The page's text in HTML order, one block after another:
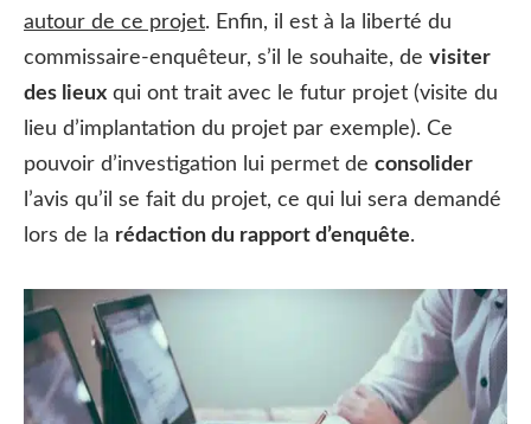
autour de ce projet. Enfin, il est à la liberté du
commissaire-enquêteur, s’il le souhaite, de visiter
des lieux qui ont trait avec le futur projet (visite du
lieu d’implantation du projet par exemple). Ce
pouvoir d’investigation lui permet de consolider
l’avis qu’il se fait du projet, ce qui lui sera demandé
lors de la rédaction du rapport d’enquête.